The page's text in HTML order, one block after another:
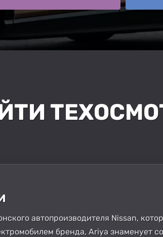
автопроизводителя Nissan,
бренда, Ariya знаменует